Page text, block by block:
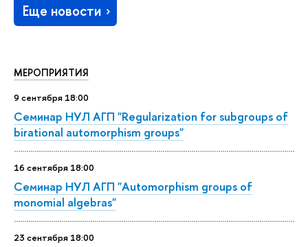
МЕРОПРИЯТИЯ
9сентября 18:00
Семинар НУЛ АГП "Regularization for subgroups of
birational automorphism groups"
16 сентября 18:00
Семинар НУЛ АГП "Automorphism groups of
monomial algebras"
23 сентября 18:00
Еще новости